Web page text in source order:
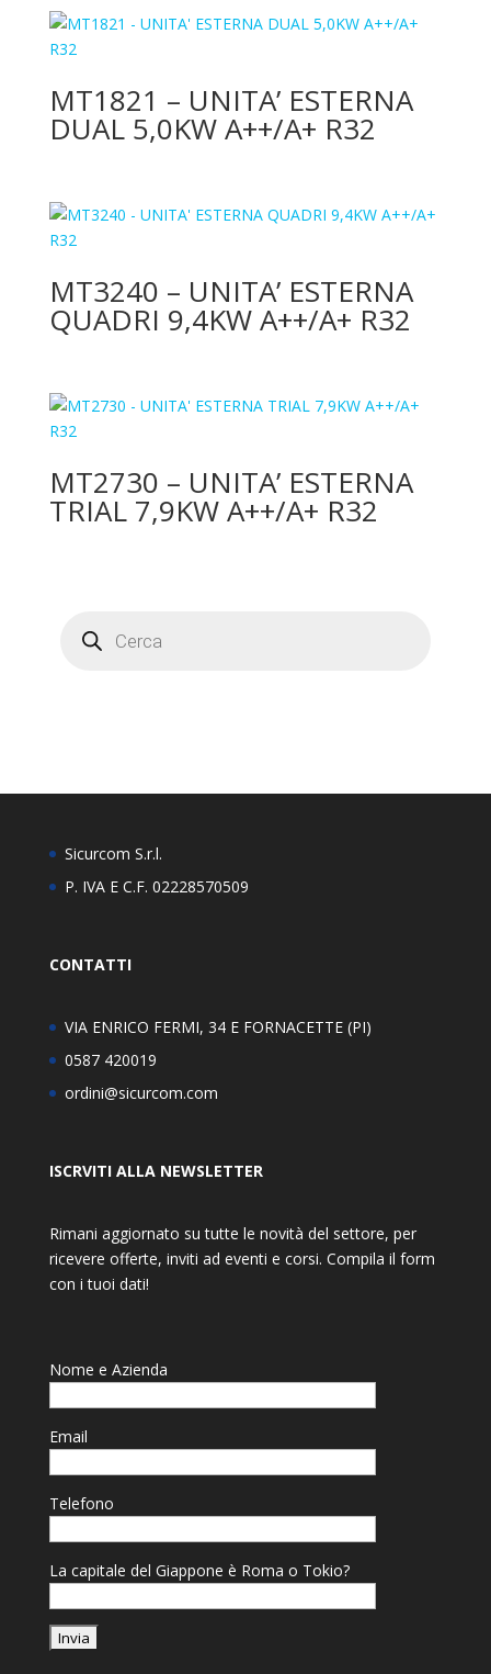
MT1821 – UNITA’ ESTERNA
DUAL 5,0KW A++/A+ R32
MT3240 – UNITA’ ESTERNA
QUADRI 9,4KW A++/A+ R32
MT2730 – UNITA’ ESTERNA
TRIAL 7,9KW A++/A+ R32
search
Sicurcom S.r.l.
P. IVA E C.F. 02228570509
CONTATTI
VIA ENRICO FERMI, 34 E FORNACETTE (PI)
0587 420019
ordini@sicurcom.com
ISCRVITI ALLA NEWSLETTER
Rimani aggiornato su tutte le novità del settore, per
ricevere offerte, inviti ad eventi e corsi. Compila il form
con i tuoi dati!
Nome e Azienda
Email
Telefono
La capitale del Giappone è Roma o Tokio?